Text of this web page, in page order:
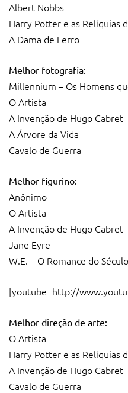
Albert Nobbs
Harry Potter e as Relíquias
A Dama de Ferro
Melhor fotografia:
Millennium – Os Homens
O Artista
A Invenção de Hugo Cabret
A Árvore da Vida
Cavalo de Guerra
Melhor figurino:
Anônimo
O Artista
A Invenção de Hugo Cabret
Jane Eyre
W.E. – O Romance do Século
[youtube=http://
Melhor direção de arte:
O Artista
Harry Potter e as Relíquias
A Invenção de Hugo Cabret
Cavalo de Guerra